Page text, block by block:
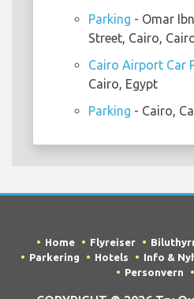
Parking - Omar
Street, Cairo,
Cairo Airport Car
Cairo, Egypt
Parking - Cairo,
Home Flyreiser
Parkering
Hotels Info &
Personvern